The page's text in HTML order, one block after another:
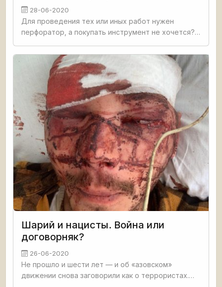
28-06-2020
Для проведения тех или иных работ нужен
перфоратор, а покупать инструмент не хочется?
по аренде перфоратора. А пока можно
ознакомиться с преимуществами
Шарий и нацисты. Война или
договорняк?
26-06-2020
Не прошло и шести лет — и об «азовском»
движении снова заговорили как о террористах.